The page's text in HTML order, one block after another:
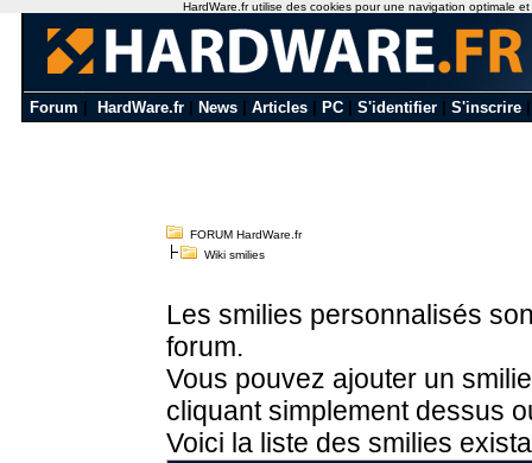
Forum HardWare.fr News Articles PC S'identifier S'inscrire
FORUM HardWare.fr
Wiki smilies
Les smilies personnalisés
forum.
Vous pouvez ajouter un
cliquant simplement dessus
Voici la liste des smilies
HardWare.fr utilise des cookies pour une navigation optimale